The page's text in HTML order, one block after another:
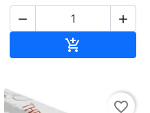
 

favorite_border